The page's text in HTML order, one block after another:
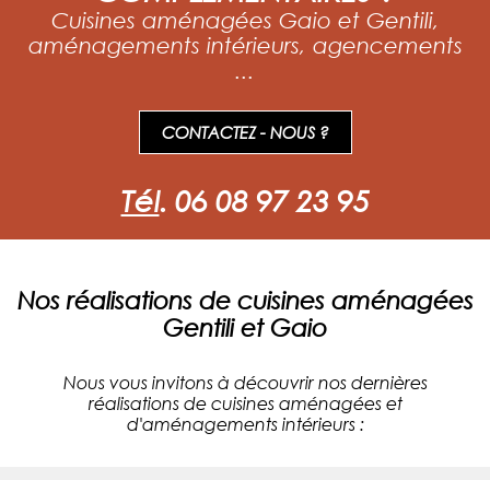
Cuisines aménagées Gaio et Gentili,
aménagements intérieurs, agencements
...
CONTACTEZ - NOUS ?
Tél. 06 08 97 23 95
Nos réalisations de cuisines aménagées
Gentili et Gaio
Nous vous invitons à découvrir nos dernières
réalisations de cuisines aménagées et
d'aménagements intérieurs :